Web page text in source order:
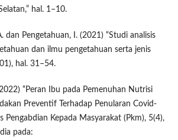
hal. 1–10.
dan Pengetahuan, I. (2021) “Studi analisis
dan ilmu pengetahuan serta jenis
hal. 31–54.
“Peran Ibu pada Pemenuhan Nutrisi
Preventif Terhadap Penularan Covid-
Pengabdian Kepada Masyarakat (Pkm), 5(4),
pada: